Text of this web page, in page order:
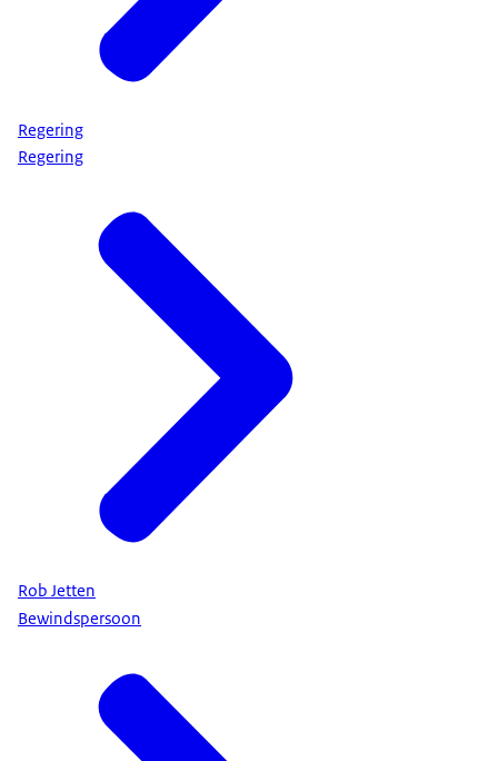
Regering
Regering
Rob Jetten
Bewindspersoon